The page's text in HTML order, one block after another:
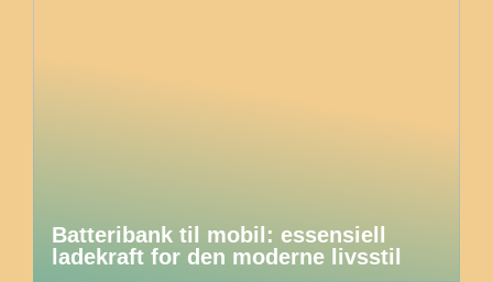
Batteribank til mobil: essensiell
ladekraft for den moderne livsstil